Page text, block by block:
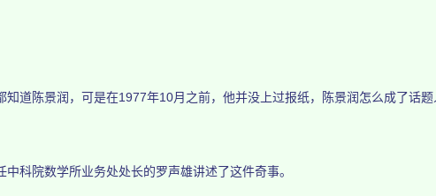
陈景润，可是在1977年10月之前，他并没上过报纸，陈景润怎么成了话题
院数学所业务处处长的罗声雄讲述了这件奇事。